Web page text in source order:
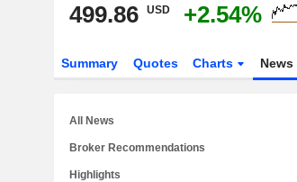
499.86 USD +2.54%
Summary Quotes Charts News
All News
Broker Recommendations
Highlights